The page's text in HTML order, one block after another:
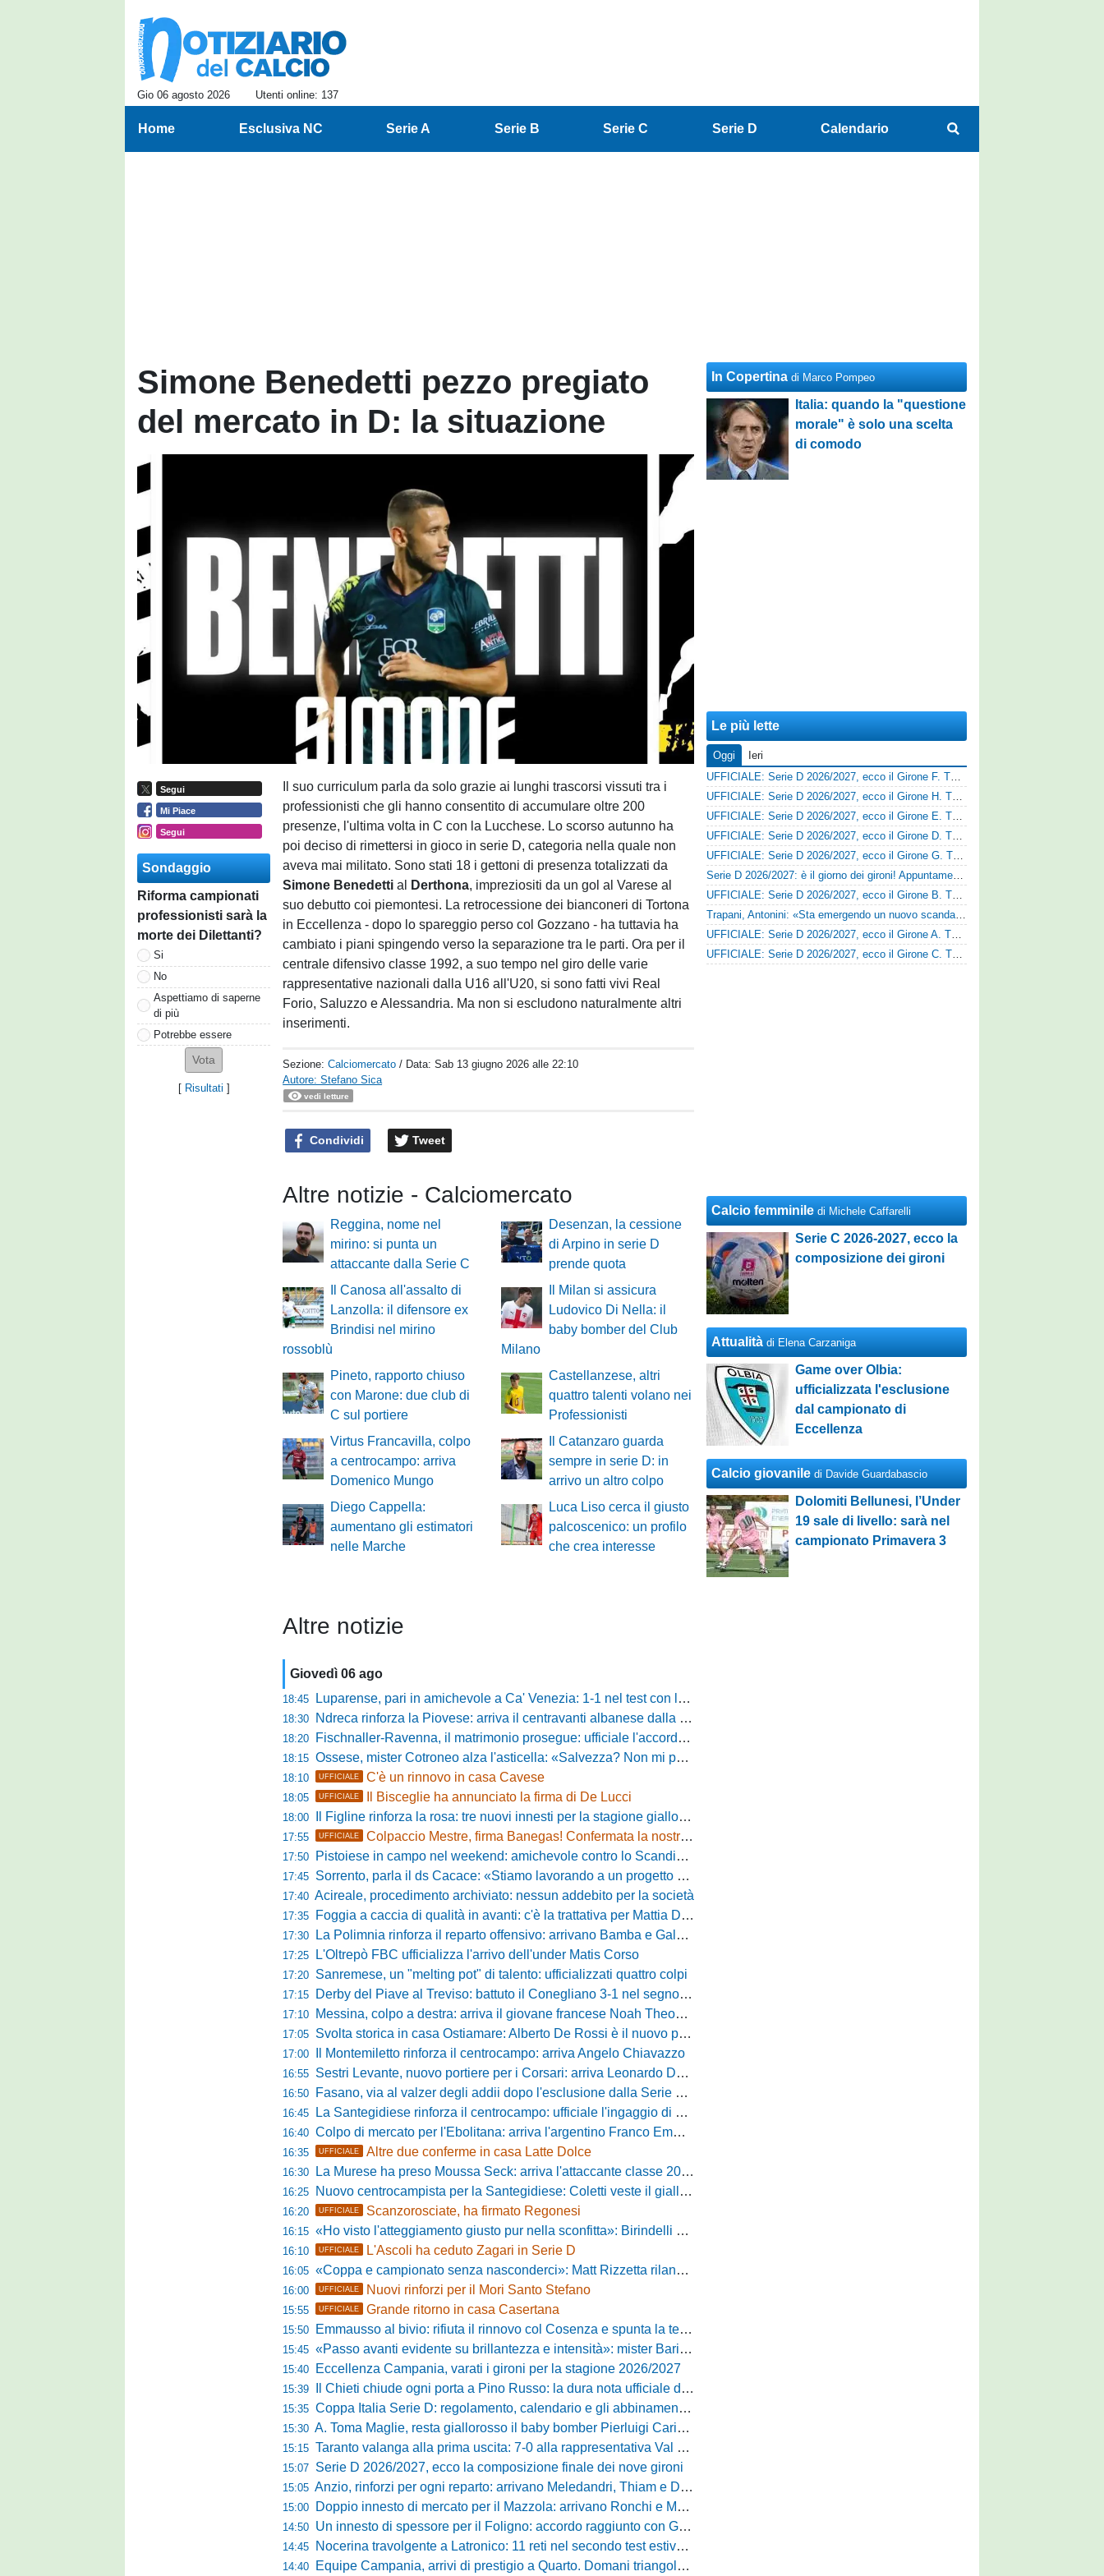
Gio 06 agosto 2026 Utenti online: 137
Home Esclusiva NC Serie A Serie B Serie C Serie D Calendario
Simone Benedetti pezzo pregiato
del mercato in D: la situazione
Segui
Mi Piace
Segui
Sondaggio
Riforma campionati
professionisti sarà la
morte dei Dilettanti?
Si
No
Aspettiamo di saperne
di più
Potrebbe essere
[ Risultati ]
Il suo curriculum parla da solo grazie ai lunghi trascorsi vissuti tra i
professionisti che gli hanno consentito di accumulare oltre 200
presenze, l'ultima volta in C con la Lucchese. Lo scorso autunno ha
poi deciso di rimettersi in gioco in serie D, categoria nella quale non
aveva mai militato. Sono stati 18 i gettoni di presenza totalizzati da
Simone Benedetti al Derthona, impreziositi da un gol al Varese al
suo debutto coi piemontesi. La retrocessione dei bianconeri di Tortona
in Eccellenza - dopo lo spareggio perso col Gozzano - ha tuttavia ha
cambiato i piani spingendo verso la separazione tra le parti. Ora per il
centrale difensivo classe 1992, a suo tempo nel giro delle varie
rappresentative nazionali dalla U16 all'U20, si sono fatti vivi Real
Forio, Saluzzo e Alessandria. Ma non si escludono naturalmente altri
inserimenti.
Sezione:Calciomercato / Data:Sab 13 giugno 2026 alle 22:10
Autore: Stefano Sica
vedi letture
Condividi Tweet
Altre notizie - Calciomercato
Reggina, nome nel
mirino: si punta un
attaccante dalla Serie C
Desenzan, la cessione
di Arpino in serie D
prende quota
Il Canosa all'assalto di
Lanzolla: il difensore ex
Brindisi nel mirino
rossoblù
Il Milan si assicura
Ludovico Di Nella: il
baby bomber del Club
Milano
Pineto, rapporto chiuso
con Marone: due club di
C sul portiere
Castellanzese, altri
quattro talenti volano nei
Professionisti
Virtus Francavilla, colpo
a centrocampo: arriva
Domenico Mungo
Il Catanzaro guarda
sempre in serie D: in
arrivo un altro colpo
Diego Cappella:
aumentano gli estimatori
nelle Marche
Luca Liso cerca il giusto
palcoscenico: un profilo
che crea interesse
Altre notizie
Giovedì 06 ago
18:45 Luparense, pari in amichevole a Ca' Venezia: 1-1 nel test con la Primavera lagunare
18:30 Ndreca rinforza la Piovese: arriva il centravanti albanese dalla serie D
18:20 Fischnaller-Ravenna, il matrimonio prosegue: ufficiale l'accordo quinquennale per l'attacco
18:15 Ossese, mister Cotroneo alza l'asticella: «Salvezza? Non mi pongo limiti, voglio vincere più partite possibile»
18:10 UFFICIALE C'è un rinnovo in casa Cavese
18:05 UFFICIALE Il Bisceglie ha annunciato la firma di De Lucci
18:00 Il Figline rinforza la rosa: tre nuovi innesti per la stagione gialloblù
17:55 UFFICIALE Colpaccio Mestre, firma Banegas! Confermata la nostra anteprima
17:50 Pistoiese in campo nel weekend: amichevole contro lo Scandicci allo stadio Strulli di Monsummano
17:45 Sorrento, parla il ds Cacace: «Stiamo lavorando a un progetto ambizioso»
17:40 Acireale, procedimento archiviato: nessun addebito per la società
17:35 Foggia a caccia di qualità in avanti: c'è la trattativa per Mattia Della Morte
17:30 La Polimnia rinforza il reparto offensivo: arrivano Bamba e Galeota
17:25 L'Oltrepò FBC ufficializza l'arrivo dell'under Matis Corso
17:20 Sanremese, un "melting pot" di talento: ufficializzati quattro colpi
17:15 Derby del Piave al Treviso: battuto il Conegliano 3-1 nel segno di Gerbi e Vita
17:10 Messina, colpo a destra: arriva il giovane francese Noah Theodore
17:05 Svolta storica in casa Ostiamare: Alberto De Rossi è il nuovo presidente biancoviola
17:00 Il Montemiletto rinforza il centrocampo: arriva Angelo Chiavazzo
16:55 Sestri Levante, nuovo portiere per i Corsari: arriva Leonardo De Franceschi
16:50 Fasano, via al valzer degli addii dopo l'esclusione dalla Serie D: Salzano verso una big campana
16:45 La Santegidiese rinforza il centrocampo: ufficiale l'ingaggio di Luca Scimia
16:40 Colpo di mercato per l'Ebolitana: arriva l'argentino Franco Emmanuel Boló
16:35 UFFICIALE Altre due conferme in casa Latte Dolce
16:30 La Murese ha preso Moussa Seck: arriva l'attaccante classe 2006
16:25 Nuovo centrocampista per la Santegidiese: Coletti veste il giallorosso
16:20 UFFICIALE Scanzorosciate, ha firmato Regonesi
16:15 «Ho visto l'atteggiamento giusto pur nella sconfitta»: Birindelli promuove il Novara nonostante il KO di Chiavari
16:10 UFFICIALE L'Ascoli ha ceduto Zagari in Serie D
16:05 «Coppa e campionato senza nasconderci»: Matt Rizzetta rilancia le ambizioni del Campobasso
16:00 UFFICIALE Nuovi rinforzi per il Mori Santo Stefano
15:55 UFFICIALE Grande ritorno in casa Casertana
15:50 Emmausso al bivio: rifiuta il rinnovo col Cosenza e spunta la tentazione Foggia
15:45 «Passo avanti evidente su brillantezza e intensità»: mister Barilari promuove il Pineto dopo il test a Palena
15:40 Eccellenza Campania, varati i gironi per la stagione 2026/2027
15:39 Il Chieti chiude ogni porta a Pino Russo: la dura nota ufficiale del presidente Di Labio
15:35 Coppa Italia Serie D: regolamento, calendario e gli abbinamenti dei primi due turni
15:30 A. Toma Maglie, resta giallorosso il baby bomber Pierluigi Cariddi
15:15 Taranto valanga alla prima uscita: 7-0 alla rappresentativa Val di Chiana con un grande Losavio
15:07 Serie D 2026/2027, ecco la composizione finale dei nove gironi
15:05 Anzio, rinforzi per ogni reparto: arrivano Meledandri, Thiam e Damiano
15:00 Doppio innesto di mercato per il Mazzola: arrivano Ronchi e Mugelli
14:50 Un innesto di spessore per il Foligno: accordo raggiunto con Giampà
14:45 Nocerina travolgente a Latronico: 11 reti nel secondo test estivo per i molossi
14:40 Equipe Campania, arrivi di prestigio a Quarto. Domani triangolare con Casertana e Ischia
In Copertina di Marco Pompeo
Italia: quando la "questione
morale" è solo una scelta
di comodo
Le più lette
Oggi
Ieri
UFFICIALE: Serie D 2026/2027, ecco il Girone F. Tutte le squadre
UFFICIALE: Serie D 2026/2027, ecco il Girone H. Tutte le squadre
UFFICIALE: Serie D 2026/2027, ecco il Girone E. Tutte le squadre
UFFICIALE: Serie D 2026/2027, ecco il Girone D. Tutte le squadre
UFFICIALE: Serie D 2026/2027, ecco il Girone G. Tutte le squadre
Serie D 2026/2027: è il giorno dei gironi! Appuntamento fissato
UFFICIALE: Serie D 2026/2027, ecco il Girone B. Tutte le squadre
Trapani, Antonini: «Sta emergendo un nuovo scandalo»
UFFICIALE: Serie D 2026/2027, ecco il Girone A. Tutte le squadre
UFFICIALE: Serie D 2026/2027, ecco il Girone C. Tutte le squadre
Calcio femminile di Michele Caffarelli
Serie C 2026-2027, ecco la
composizione dei gironi
Attualità di Elena Carzaniga
Game over Olbia:
ufficializzata l'esclusione
dal campionato di
Eccellenza
Calcio giovanile di Davide Guardabascio
Dolomiti Bellunesi, l’Under
19 sale di livello: sarà nel
campionato Primavera 3